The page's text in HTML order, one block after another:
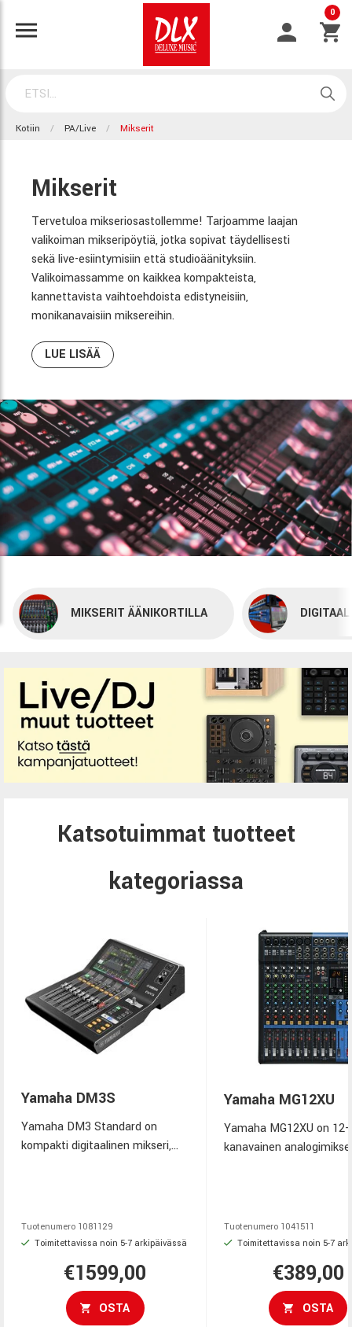
0
Kotiin PA/Live Mikserit
Mikserit
Tervetuloa mikseriosastollemme! Tarjoamme laajan
valikoiman mikseripöytiä, jotka sopivat täydellisesti
sekä live-esiintymisiin että studioäänityksiin.
Valikoimassamme on kaikkea kompakteista,
kannettavista vaihtoehdoista edistyneisiin,
monikanavaisiin miksereihin.
LUE LISÄÄ
MIKSERIT ÄÄNIKORTILLA
Katsotuimmat tuotteet
kategoriassa
Yamaha DM3S
Yamaha DM3 Standard on
kompakti digitaalinen mikseri,
sisäiset efektit ja 48/96 kHz
signaalinkäsittely. Erinomainen
studioon, tapahtumiin ja
suoratoistoon.
Tuotenumero 1081129
Toimitettavissa noin 5-7 arkipäivässä
€1599,00
OSTA
Yamaha MG12XU
Yamaha MG12XU on 12-
kanavainen
äänikortti. Kuusi
neljä yhden nupin
mukana toimitettava
tekevät siitä erinomaisen
ratkaisun live-
Tuotenumero 1041511
Toimitettavissa noin 5-7
€389,00
OSTA